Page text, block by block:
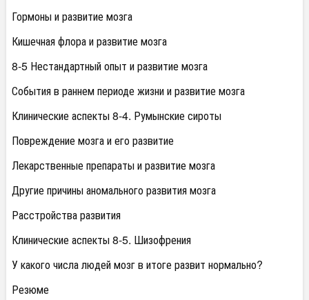
Гормоны и развитие мозга
Кишечная флора и развитие мозга
8-5 Нестандартный опыт и развитие мозга
События в раннем периоде жизни и развитие мозга
Клинические аспекты 8-4. Румынские сироты
Повреждение мозга и его развитие
Лекарственные препараты и развитие мозга
Другие причины аномального развития мозга
Расстройства развития
Клинические аспекты 8-5. Шизофрения
У какого числа людей мозг в итоге развит нормально?
Резюме